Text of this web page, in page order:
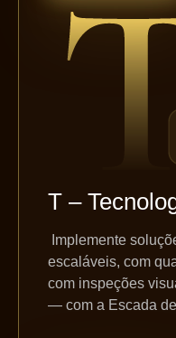
T –
Implemente
escaláveis, com
com inspeções
— com a Escada